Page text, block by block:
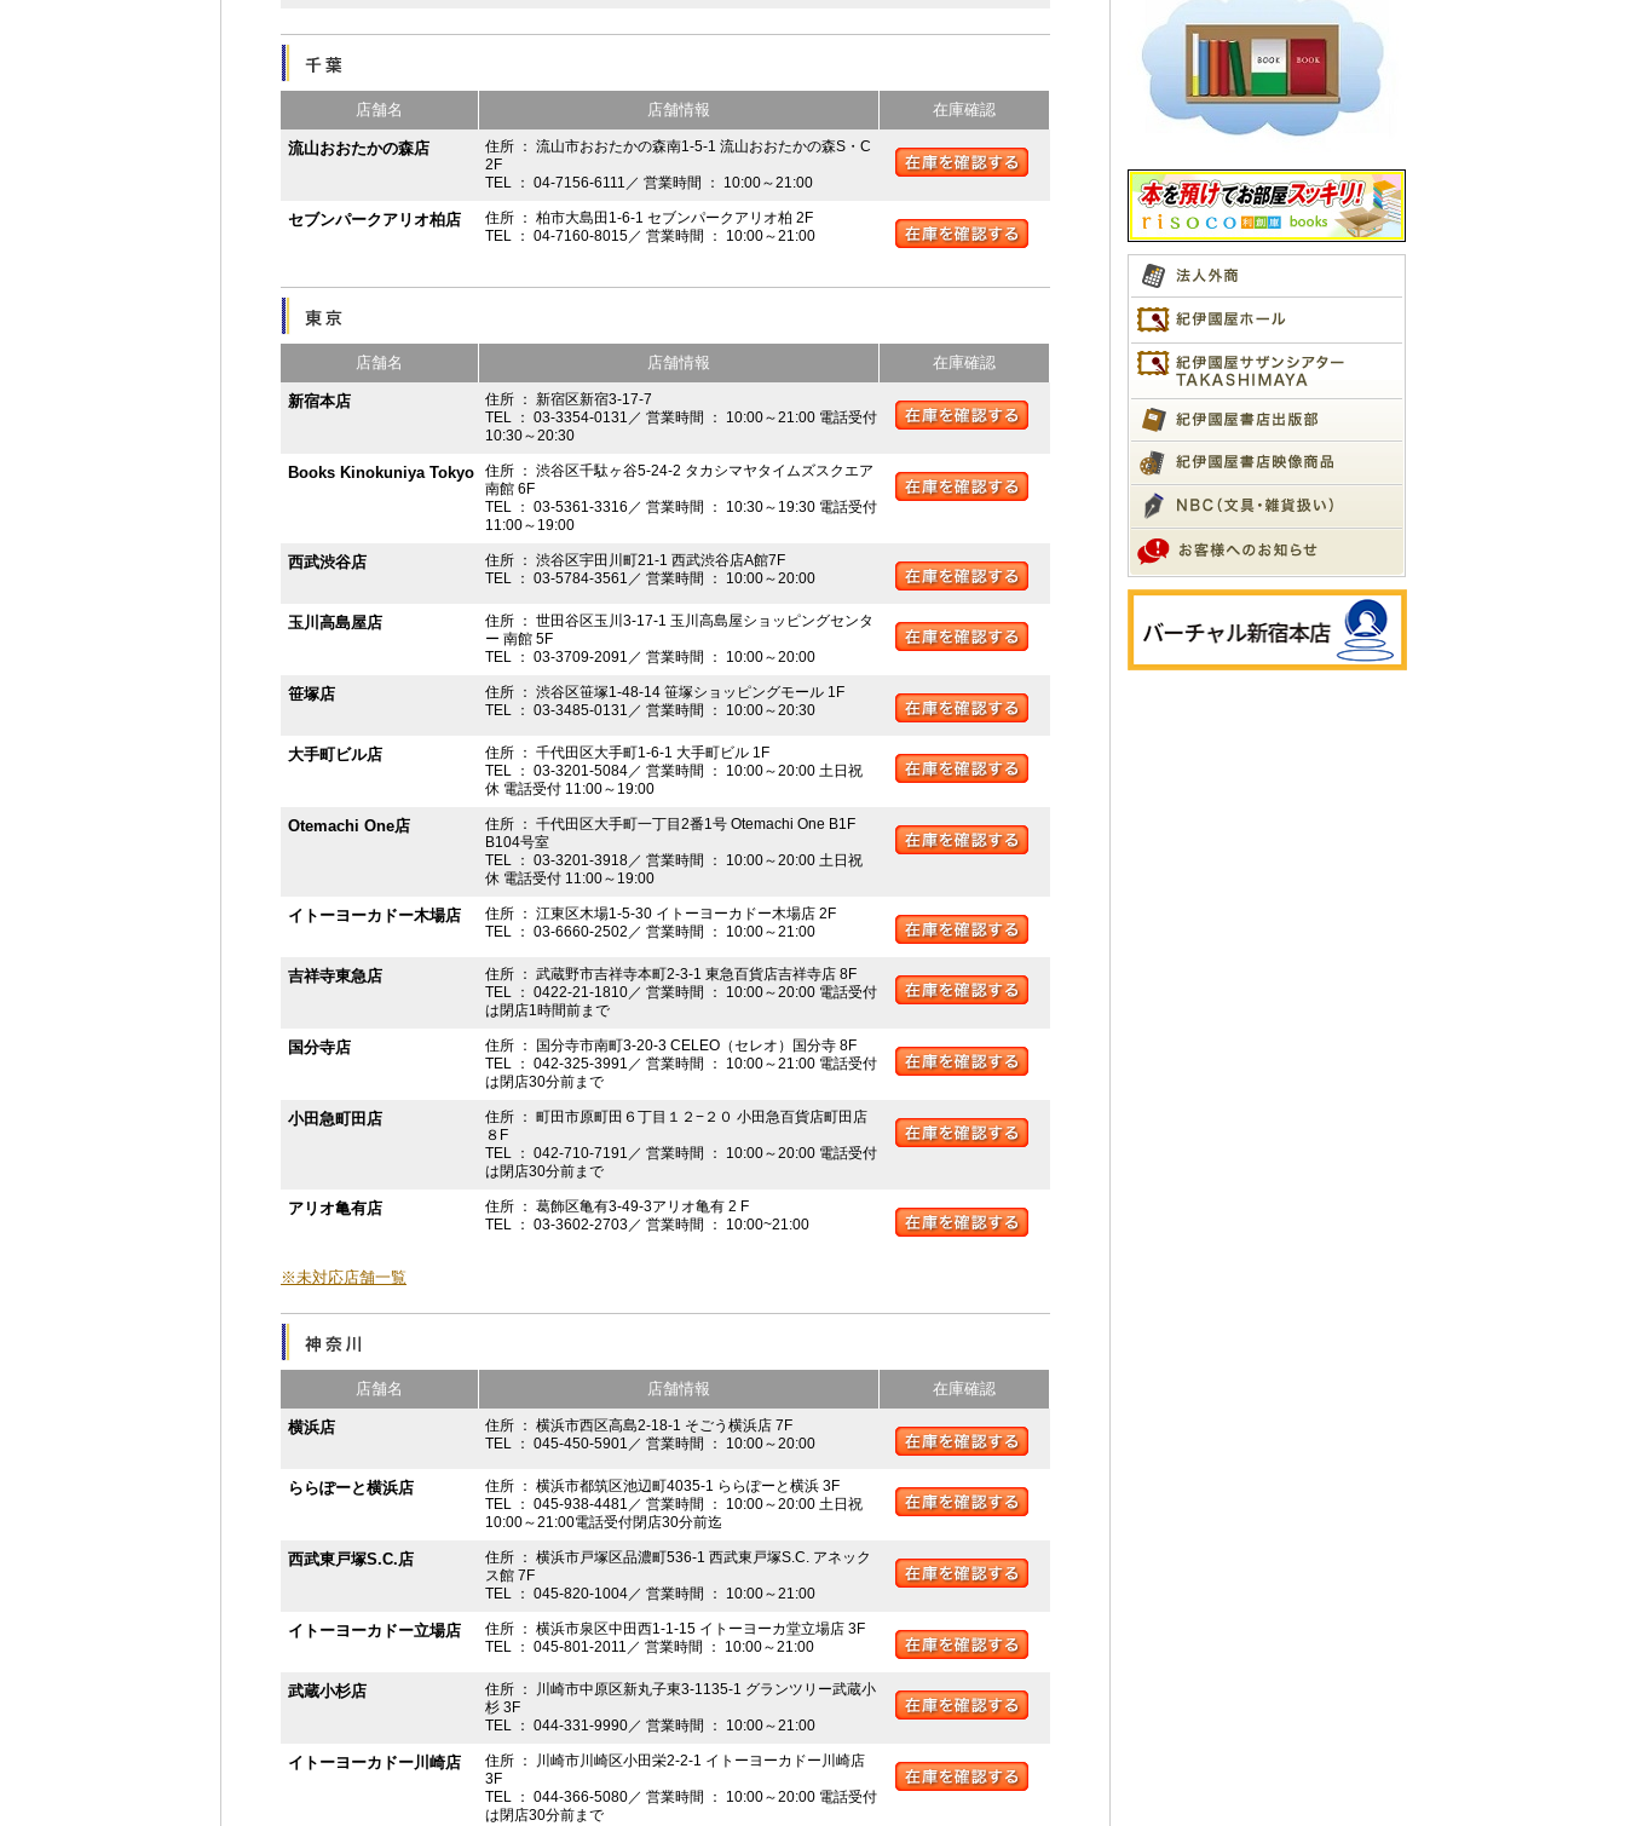
店舗名 店舗情報 在庫確認
流山おおたかの森店
住所 ： 流山市おおたかの森南1-5-1 流山おおたかの森S・C
2F
TEL ： 04-7156-6111／ 営業時間 ： 10:00～21:00
セブンパークアリオ柏店
住所 ： 柏市大島田1-6-1 セブンパークアリオ柏 2F
TEL ： 04-7160-8015／ 営業時間 ： 10:00～21:00
店舗名 店舗情報 在庫確認
新宿本店
住所 ： 新宿区新宿3-17-7
TEL ： 03-3354-0131／ 営業時間 ： 10:00～21:00 電話受付
10:30～20:30
Books Kinokuniya Tokyo
住所 ： 渋谷区千駄ヶ谷5-24-2 タカシマヤタイムズスクエア
南館 6F
TEL ： 03-5361-3316／ 営業時間 ： 10:30～19:30 電話受付
11:00～19:00
西武渋谷店
住所 ： 渋谷区宇田川町21-1 西武渋谷店A館7F
TEL ： 03-5784-3561／ 営業時間 ： 10:00～20:00
玉川高島屋店
住所 ： 世田谷区玉川3-17-1 玉川高島屋ショッピングセンタ
ー 南館 5F
TEL ： 03-3709-2091／ 営業時間 ： 10:00～20:00
笹塚店
住所 ： 渋谷区笹塚1-48-14 笹塚ショッピングモール 1F
TEL ： 03-3485-0131／ 営業時間 ： 10:00～20:30
大手町ビル店
住所 ： 千代田区大手町1-6-1 大手町ビル 1F
TEL ： 03-3201-5084／ 営業時間 ： 10:00～20:00 土日祝
休 電話受付 11:00～19:00
Otemachi One店
住所 ： 千代田区大手町一丁目2番1号 Otemachi One B1F
B104号室
TEL ： 03-3201-3918／ 営業時間 ： 10:00～20:00 土日祝
休 電話受付 11:00～19:00
イトーヨーカドー木場店
住所 ： 江東区木場1-5-30 イトーヨーカドー木場店 2F
TEL ： 03-6660-2502／ 営業時間 ： 10:00～21:00
吉祥寺東急店
住所 ： 武蔵野市吉祥寺本町2-3-1 東急百貨店吉祥寺店 8F
TEL ： 0422-21-1810／ 営業時間 ： 10:00～20:00 電話受付
は閉店1時間前まで
国分寺店
住所 ： 国分寺市南町3-20-3 CELEO（セレオ）国分寺 8F
TEL ： 042-325-3991／ 営業時間 ： 10:00～21:00 電話受付
は閉店30分前まで
小田急町田店
住所 ： 町田市原町田６丁目１２−２０ 小田急百貨店町田店
８F
TEL ： 042-710-7191／ 営業時間 ： 10:00～20:00 電話受付
は閉店30分前まで
アリオ亀有店
住所 ： 葛飾区亀有3-49-3アリオ亀有 2 F
TEL ： 03-3602-2703／ 営業時間 ： 10:00~21:00
※未対応店舗一覧
店舗名 店舗情報 在庫確認
横浜店
住所 ： 横浜市西区高島2-18-1 そごう横浜店 7F
TEL ： 045-450-5901／ 営業時間 ： 10:00～20:00
ららぽーと横浜店
住所 ： 横浜市都筑区池辺町4035-1 ららぽーと横浜 3F
TEL ： 045-938-4481／ 営業時間 ： 10:00～20:00 土日祝
10:00～21:00電話受付閉店30分前迄
西武東戸塚S.C.店
住所 ： 横浜市戸塚区品濃町536-1 西武東戸塚S.C. アネック
ス館 7F
TEL ： 045-820-1004／ 営業時間 ： 10:00～21:00
イトーヨーカドー立場店
住所 ： 横浜市泉区中田西1-1-15 イトーヨーカ堂立場店 3F
TEL ： 045-801-2011／ 営業時間 ： 10:00～21:00
武蔵小杉店
住所 ： 川崎市中原区新丸子東3-1135-1 グランツリー武蔵小
杉 3F
TEL ： 044-331-9990／ 営業時間 ： 10:00～21:00
イトーヨーカドー川崎店
住所 ： 川崎市川崎区小田栄2-2-1 イトーヨーカドー川崎店
3F
TEL ： 044-366-5080／ 営業時間 ： 10:00～20:00 電話受付
は閉店30分前まで